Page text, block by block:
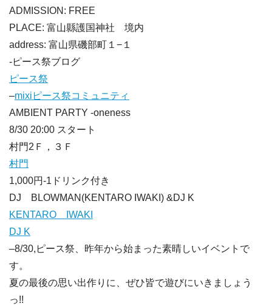
ADMISSION: FREE
PLACE: 富山縣護国神社 境内
address: 富山県磯部町１−１
-ピース祭ブログ
ピース祭
–mixiピース祭コミュニティ
AMBIENT PARTY -oneness
8/30 20:00 スタート
村門2Ｆ，３Ｆ
村門
1,000円-1ドリンク付き
DJ BLOWMAN(KENTARO IWAKI) &DJ K
KENTARO IWAKI
DJ K
–8/30,ピース祭、昨年から始まった素晴しいイベントで
す。
夏の最後の思い出作りに、ぜひ皆で遊びにいきましょう
っ!!